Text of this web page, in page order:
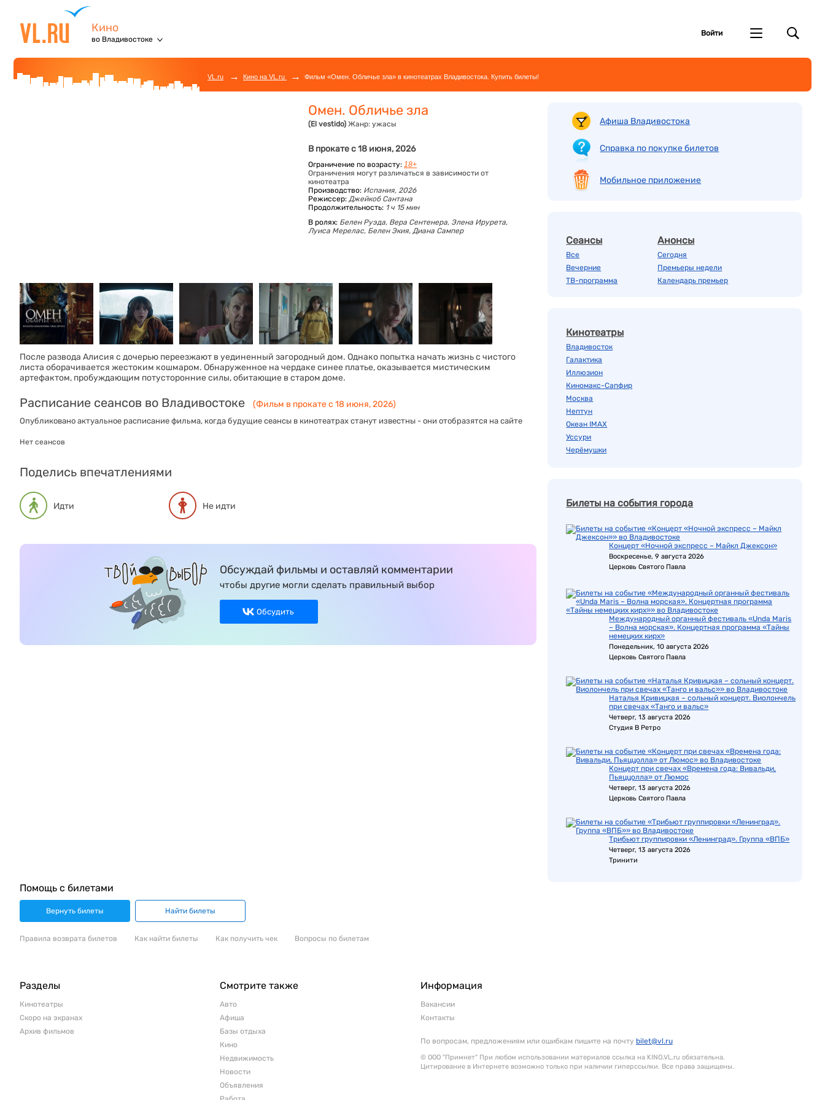
Кино
во Владивостоке
Войти
VL.ru → Кино на VL.ru → Фильм «Омен. Обличье зла» в кинотеатрах Владивостока. Купить билеты!
Омен. Обличье зла
(El vestido) Жанр: ужасы
В прокате с 18 июня, 2026
Ограничение по возрасту: 18+
Ограничения могут различаться в зависимости от
кинотеатра
Производство: Испания, 2026
Режиссер: Джейкоб Сантана
Продолжительность: 1 ч 15 мин
В ролях: Белен Руэда, Вера Сентенера, Элена Ирурета,
Луиса Мерелас, Белен Экия, Диана Сампер
После развода Алисия с дочерью переезжают в уединенный загородный дом. Однако попытка начать жизнь с чистого
листа оборачивается жестоким кошмаром. Обнаруженное на чердаке синее платье, оказывается мистическим
артефактом, пробуждающим потусторонние силы, обитающие в старом доме.
Расписание сеансов во Владивостоке (Фильм в прокате с 18 июня, 2026)
Опубликовано актуальное расписание фильма, когда будущие сеансы в кинотеатрах станут известны - они отобразятся на сайте
Нет сеансов
Поделись впечатлениями
Идти Не идти
Обсуждай фильмы и оставляй комментарии
чтобы другие могли сделать правильный выбор
Обсудить
Афиша Владивостока
Справка по покупке билетов
Мобильное приложение
Сеансы
Все
Вечерние
ТВ-программа
Анонсы
Сегодня
Премьеры недели
Календарь премьер
Кинотеатры
Владивосток
Галактика
Иллюзион
Киномакс-Сапфир
Москва
Нептун
Океан IMAX
Уссури
Черёмушки
Билеты на события города
Концерт «Ночной экспресс – Майкл Джексон»
Воскресенье, 9 августа 2026
Церковь Святого Павла
Международный органный фестиваль «Unda Maris
– Волна морская». Концертная программа «Тайны
немецких кирх»
Понедельник, 10 августа 2026
Церковь Святого Павла
Наталья Кривицкая – сольный концерт. Виолончель
при свечах «Танго и вальс»
Четверг, 13 августа 2026
Студия В Ретро
Концерт при свечах «Времена года: Вивальди,
Пьяццолла» от Люмос
Четверг, 13 августа 2026
Церковь Святого Павла
Трибьют группировки «Ленинград». Группа «ВПБ»
Четверг, 13 августа 2026
Тринити
Помощь с билетами
Вернуть билеты Найти билеты
Правила возврата билетов Как найти билеты Как получить чек Вопросы по билетам
Разделы
Кинотеатры
Скоро на экранах
Архив фильмов
Смотрите также
Авто
Афиша
Базы отдыха
Кино
Недвижимость
Новости
Объявления
Информация
Вакансии
Контакты
По вопросам, предложениям или ошибкам пишите на почту bilet@vl.ru
© ООО "Примнет" При любом использовании материалов ссылка на KINO.VL.ru обязательна.
Цитирование в Интернете возможно только при наличии гиперссылки. Все права защищены.